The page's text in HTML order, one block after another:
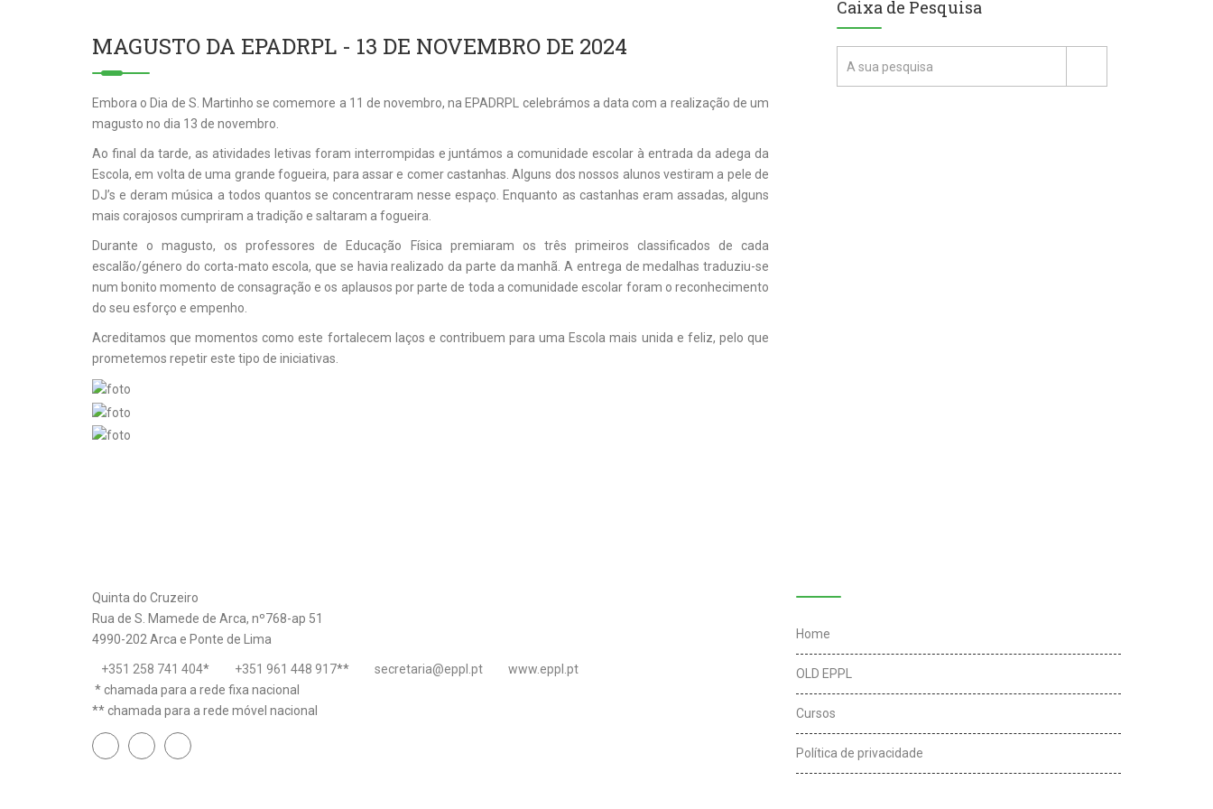
MAGUSTO DA EPADRPL - 13 DE NOVEMBRO DE 2024
Embora o Dia de S. Martinho se comemore a 11 de novembro, na EPADRPL celebrámos a data com a realização de um
magusto no dia 13 de novembro.
Ao final da tarde, as atividades letivas foram interrompidas e juntámos a comunidade escolar à entrada da adega da
Escola, em volta de uma grande fogueira, para assar e comer castanhas. Alguns dos nossos alunos vestiram a pele de
DJ’s e deram música a todos quantos se concentraram nesse espaço. Enquanto as castanhas eram assadas, alguns
mais corajosos cumpriram a tradição e saltaram a fogueira.
Durante o magusto, os professores de Educação Física premiaram os três primeiros classificados de cada
escalão/género do corta-mato escola, que se havia realizado da parte da manhã. A entrega de medalhas traduziu-se
num bonito momento de consagração e os aplausos por parte de toda a comunidade escolar foram o reconhecimento
do seu esforço e empenho.
Acreditamos que momentos como este fortalecem laços e contribuem para uma Escola mais unida e feliz, pelo que
prometemos repetir este tipo de iniciativas.
Caixa de Pesquisa
Quinta do Cruzeiro
Rua de S. Mamede de Arca, nº768-ap 51
4990-202 Arca e Ponte de Lima
+351 258 741 404* +351 961 448 917** secretaria@eppl.pt
www.eppl.pt
* chamada para a rede fixa nacional
** chamada para a rede móvel nacional
Home
OLD EPPL
Cursos
Política de privacidade